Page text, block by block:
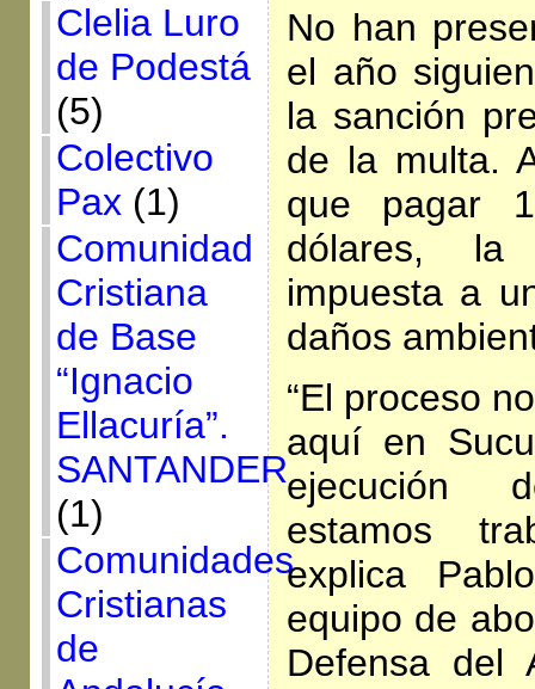
Clelia Luro
de Podestá
(5)
Colectivo
Pax (1)
Comunidad
Cristiana
de Base
“Ignacio
Ellacuría”.
SANTANDER
(1)
Comunidades
Cristianas
de
No han
el año
la sanción
de la multa.
que pagar
dólares,
impuesta a
daños
“El proceso
aquí en
ejecución
estamos
explica
equipo de
Defensa del